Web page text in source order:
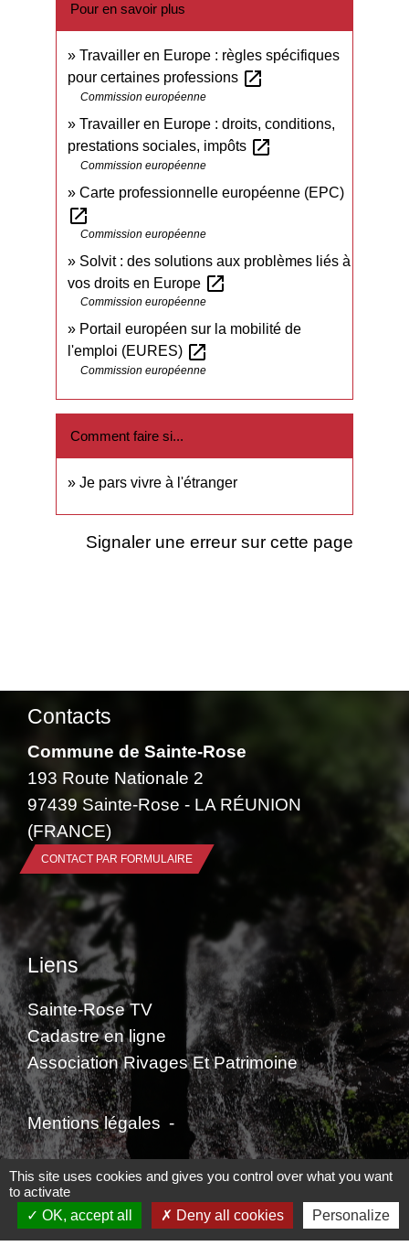
Pour en savoir plus
Travailler en Europe : règles spécifiques
pour certaines professions open_in_new
Commission européenne
Travailler en Europe : droits, conditions,
prestations sociales, impôts open_in_new
Commission européenne
Carte professionnelle européenne (EPC)
open_in_new
Commission européenne
Solvit : des solutions aux problèmes liés à
vos droits en Europe open_in_new
Commission européenne
Portail européen sur la mobilité de
l'emploi (EURES) open_in_new
Commission européenne
Comment faire si...
Je pars vivre à l'étranger
Signaler une erreur sur cette page
Contacts
Commune de Sainte-Rose
193 Route Nationale 2
97439 Sainte-Rose - LA RÉUNION
(FRANCE)
CONTACT PAR FORMULAIRE
Liens
Sainte-Rose TV
Cadastre en ligne
Association Rivages Et Patrimoine
Mentions légales -
Politique de confidentialité - Accessibilité -
Plan du site - Gestion des cookies
This site uses cookies and gives you control over what you want
to activate
OK, accept all
Deny all cookies Personalize